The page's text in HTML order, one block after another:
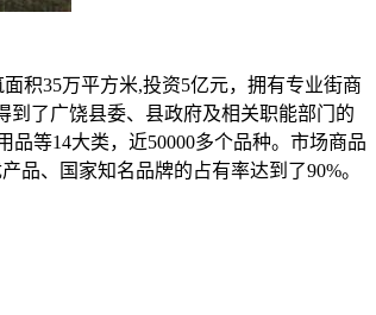
积35万平方米,投资5亿元，拥有专业街商
到了广饶县委、县政府及相关职能部门的
等14大类，近50000多个品种。市场商品
品、国家知名品牌的占有率达到了90%。